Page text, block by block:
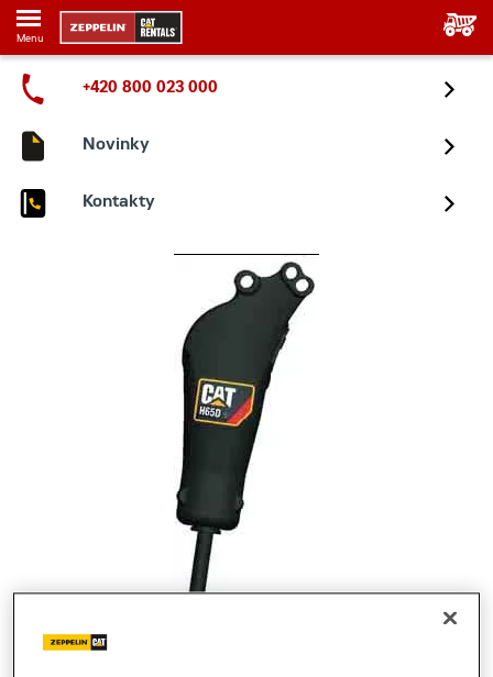
Menu
+420 800 023 000
Novinky
Kontakty
Cena za pronájem